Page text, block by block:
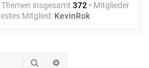
Themen insgesamt 372 • Mitglieder
Mitglied: KevinRok
Suche